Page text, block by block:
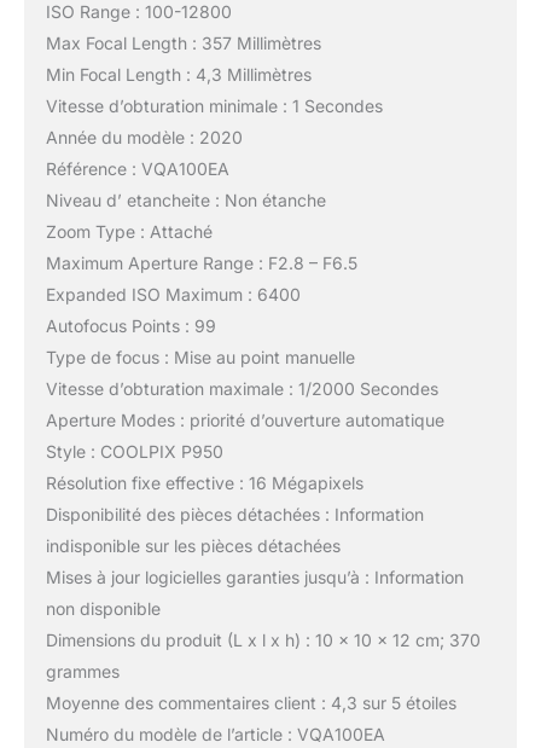
ISO Range : 100-12800
Max Focal Length : 357 Millimètres
Min Focal Length : 4,3 Millimètres
Vitesse d’obturation minimale : 1 Secondes
Année du modèle : 2020
Référence : VQA100EA
Niveau d’ etancheite : Non étanche
Zoom Type : Attaché
Maximum Aperture Range : F2.8 – F6.5
Expanded ISO Maximum : 6400
Autofocus Points : 99
Type de focus : Mise au point manuelle
Vitesse d’obturation maximale : 1/2000 Secondes
Aperture Modes : priorité d’ouverture automatique
Style : COOLPIX P950
Résolution fixe effective : 16 Mégapixels
Disponibilité des pièces détachées : Information
indisponible sur les pièces détachées
Mises à jour logicielles garanties jusqu’à : Information
non disponible
Dimensions du produit (L x l x h) : 10 x 10 x 12 cm; 370
grammes
Moyenne des commentaires client : 4,3 sur 5 étoiles
Numéro du modèle de l’article : VQA100EA